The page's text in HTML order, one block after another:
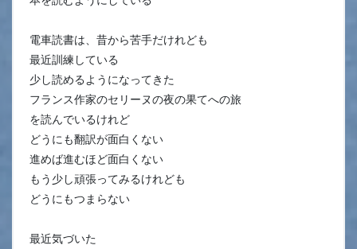
電車読書は、昔から苦手だけれども
最近訓練している
少し読めるようになってきた
フランス作家のセリーヌの夜の果てへの旅
を読んでいるけれど
どうにも翻訳が面白くない
進めば進むほど面白くない
もう少し頑張ってみるけれども
どうにもつまらない
最近気づいた